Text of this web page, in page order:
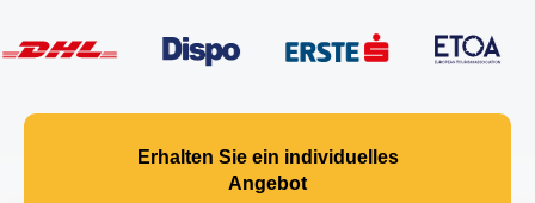
Erhalten Sie ein individuelles
Angebot